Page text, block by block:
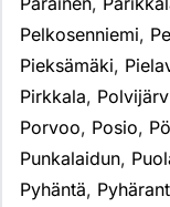
Pelkosenniemi,
Pieksämäki,
Pirkkala,
Porvoo, Posio,
Punkalaidun,
Pyhäntä,